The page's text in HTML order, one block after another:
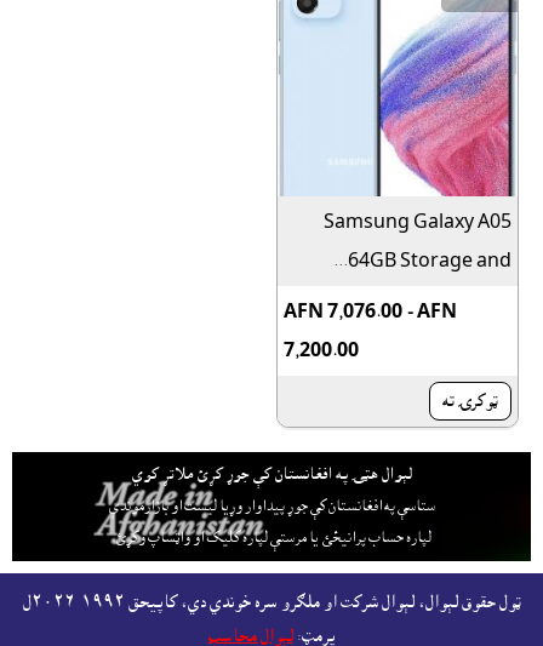
Samsung Galaxy A05
64GB Storage and...
AFN 7,076.00 - AFN
7,200.00
ټوکرۍ ته
لېوال هټۍ په افغانستان کې جوړ کړئ ملاتړ کوي
ستاسې په افغانستان کې جوړ پيداوار وړيا ليست او بازارموندې
لپاره حساب پرانيځئ يا مرستې لپاره کليک او واټساپ وکړئ.
ټول حقوق لېوال، لېوال شرکت او ملګرو سره خوندي دي، کاپيحق ١٩٩٢-٢٠٢٦ل
پرمټ:لېوال محاسب